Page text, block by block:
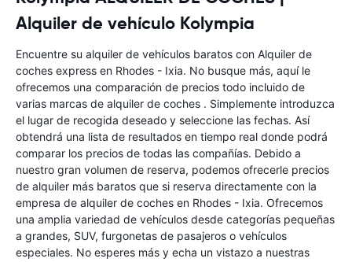
Alquiler de vehículo Kolympia
Encuentre su alquiler de vehículos baratos con Alquiler de
coches express en Rhodes - Ixia. No busque más, aquí le
ofrecemos una comparación de precios todo incluido de
varias marcas de alquiler de coches . Simplemente introduzca
el lugar de recogida deseado y seleccione las fechas. Así
obtendrá una lista de resultados en tiempo real donde podrá
comparar los precios de todas las compañías. Debido a
nuestro gran volumen de reserva, podemos ofrecerle precios
de alquiler más baratos que si reserva directamente con la
empresa de alquiler de coches en Rhodes - Ixia. Ofrecemos
una amplia variedad de vehículos desde categorías pequeñas
a grandes, SUV, furgonetas de pasajeros o vehículos
especiales. No esperes más y echa un vistazo a nuestras